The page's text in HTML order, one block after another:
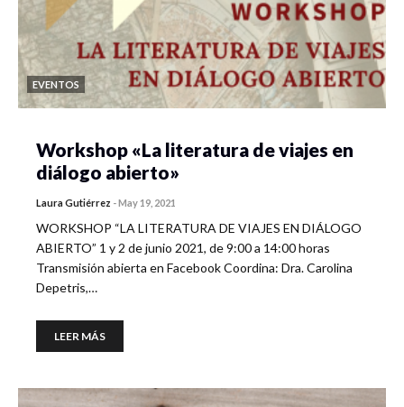
EVENTOS
Workshop «La literatura de viajes en
diálogo abierto»
Laura Gutiérrez -May 19, 2021
WORKSHOP “LA LITERATURA DE VIAJES EN DIÁLOGO
ABIERTO” 1 y 2 de junio 2021, de 9:00 a 14:00 horas
Transmisión abierta en Facebook Coordina: Dra. Carolina
Depetris,…
LEER MÁS